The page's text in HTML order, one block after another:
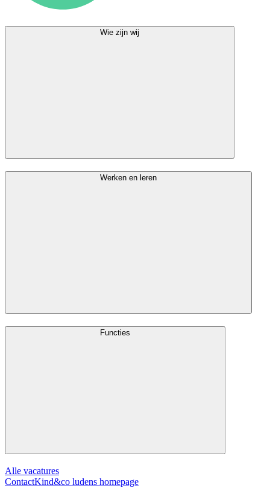
Wie zijn wij
Werken en leren
Functies
Alle vacatures
ContactKind&co ludens homepage